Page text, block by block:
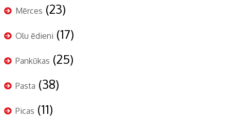
Mērces (23)
Olu ēdieni (17)
Pankūkas (25)
Pasta (38)
Picas (11)